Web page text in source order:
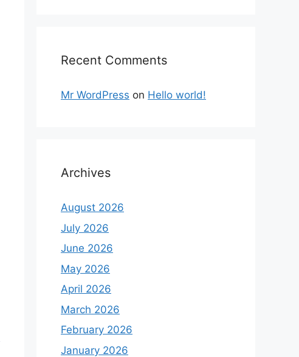
Recent Comments
Mr WordPress on Hello world!
Archives
August 2026
July 2026
June 2026
May 2026
April 2026
March 2026
February 2026
January 2026